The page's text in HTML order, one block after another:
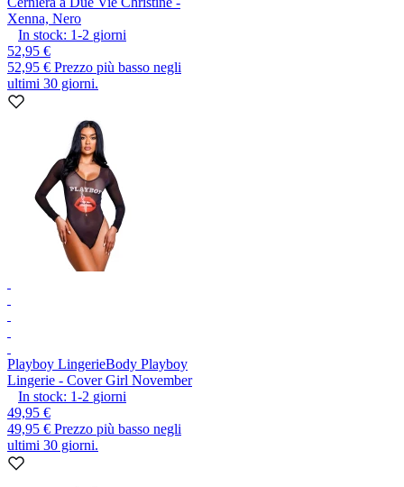
Xenna, Nero
In stock: 1-2 giorni
52,95 €
52,95 € Prezzo più basso negli
ultimi 30 giorni.
Playboy LingerieBody Playboy
Lingerie - Cover Girl November
In stock: 1-2 giorni
49,95 €
49,95 € Prezzo più basso negli
ultimi 30 giorni.